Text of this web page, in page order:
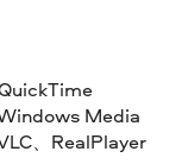
Media
、RealPlayer